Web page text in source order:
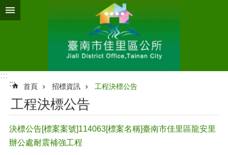
跳到主要內容區塊
:::
:::
首頁 招標資訊 工程決標公告
工程決標公告
決標公告[標案案號]114063[標案名稱]臺南市佳里區龍安里
辦公處耐震補強工程